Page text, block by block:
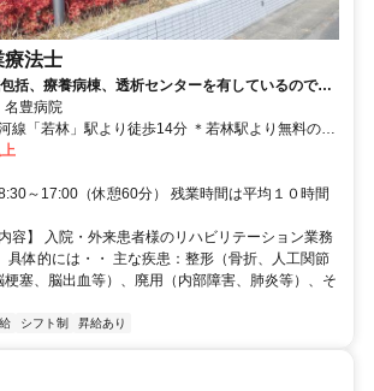
療法士
括、療養病棟、透析センターを有しているので幅
できます！
豊病院
で支給しています（2キロ以上に限る）
～17:00（休憩60分） 残業時間は平均１０時間
容】 入院・外来患者様のリハビリテーション業務
具体的には・・ 主な疾患：整形（骨折、人工関節
塞、脳出血等）、廃用（内部障害、肺炎等）、そ
シフト制 昇給あり